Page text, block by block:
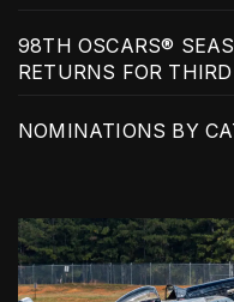
98TH OSCARS®
RETURNS FOR
NOMINATIONS BY